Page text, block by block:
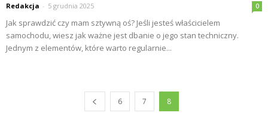
Redakcja - 5 grudnia 2025 0
Jak sprawdzić czy mam sztywną oś? Jeśli jesteś właścicielem
samochodu, wiesz jak ważne jest dbanie o jego stan techniczny.
Jednym z elementów, które warto regularnie...
6 7 8